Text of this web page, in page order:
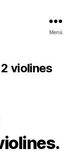
Menú
violines